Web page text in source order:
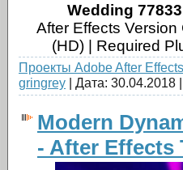
Wedding
After Effects
(HD) | Required
Проекты Adobe After Effects
gringrey | Дата: 30.04.2018
Modern
- After Effects